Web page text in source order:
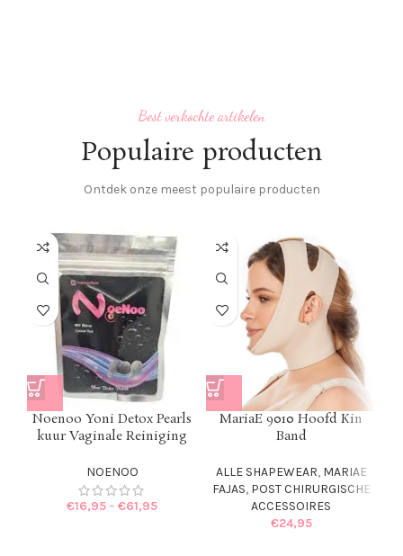
Best verkochte artikelen
Populaire producten
Ontdek onze meest populaire producten
Noenoo Yoni Detox Pearls
kuur Vaginale Reiniging
NOENOO
€16,95– €61,95
MariaE 9010 Hoofd Kin
Band
ALLE SHAPEWEAR, MARIAE
FAJAS, POST CHIRURGISCHE
ACCESSOIRES
€24,95